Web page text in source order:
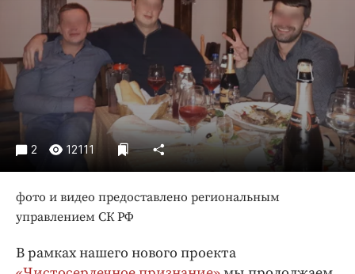
Спорт
Экономика и бизнес
ПРОЕКТЫ
Блоги
Издания
Медиаперсона
Интересное чтиво
Клиника года
Бренд года
2 12111
фото и видео предоставлено региональным
управлением СК РФ
В рамках нашего нового проекта